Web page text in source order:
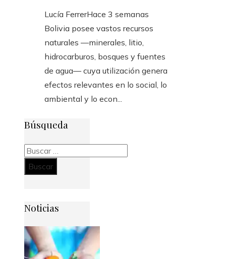
Lucía FerrerHace 3 semanas
Bolivia posee vastos recursos
naturales —minerales, litio,
hidrocarburos, bosques y fuentes
de agua— cuya utilización genera
efectos relevantes en lo social, lo
ambiental y lo econ...
Búsqueda
Buscar:
Noticias